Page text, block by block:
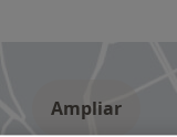
Ampliar